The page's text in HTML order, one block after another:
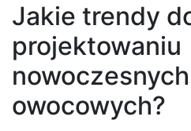
Jakie trendy
projektowaniu
owocowych?